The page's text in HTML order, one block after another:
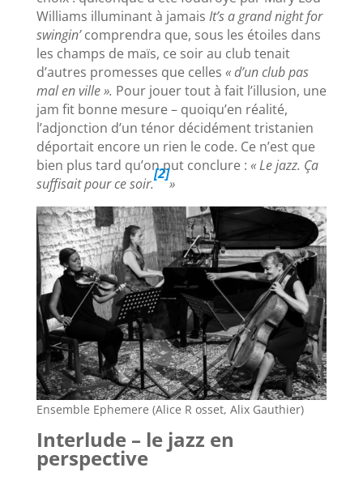
Williams illuminant à jamais It’s a grand night for
swingin’comprendra que, sous les étoiles dans
les champs de maïs, ce soir au club tenait
d’autres promesses que celles « d’un club pas
mal en ville ». Pour jouer tout à fait l’illusion, une
jam fit bonne mesure – quoiqu’en réalité,
l’adjonction d’un ténor décidément tristanien
déportait encore un rien le code. Ce n’est que
bien plus tard qu’on put conclure : « Le jazz. Ça
suffisait pour ce soir.
[2]
»
Ensemble Ephemere (Alice R osset, Alix Gauthier)
Interlude – le jazz en
perspective